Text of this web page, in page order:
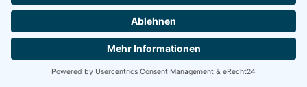
© 2024 Torwirtschaft Dresden. Alle Rechte vorbehalten.